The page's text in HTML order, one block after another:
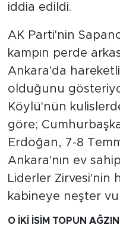
iddia edildi.
AK Parti'nin
kampın perde
Ankara'da
olduğunu
Köylü'nün
göre;
Erdoğan, 7-8
Ankara'nın ev
Liderler Zirvesi'nin
kabineye neşter
O İKİ İSİM TOPUN
YAŞAM
TARİHTEN
TARİH
KADIN
SAĞLIK
SİYASET
FOTO GALERİ